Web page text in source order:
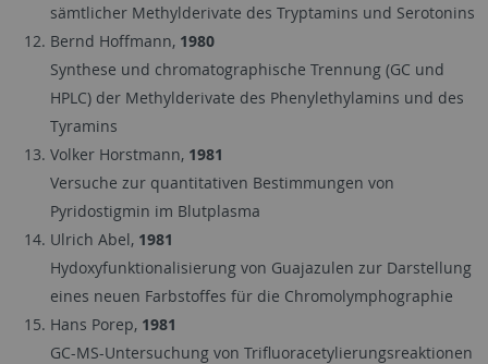
sämtlicher Methylderivate des Tryptamins und Serotonins
Bernd Hoffmann, 1980
Synthese und chromatographische Trennung (GC und
HPLC) der Methylderivate des Phenylethylamins und des
Tyramins
Volker Horstmann, 1981
Versuche zur quantitativen Bestimmungen von
Pyridostigmin im Blutplasma
Ulrich Abel, 1981
Hydoxyfunktionalisierung von Guajazulen zur Darstellung
eines neuen Farbstoffes für die Chromolymphographie
Hans Porep, 1981
GC-MS-Untersuchung von Trifluoracetylierungsreaktionen